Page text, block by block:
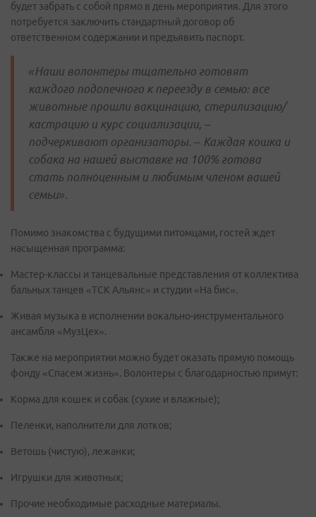
будет забрать с собой прямо в день мероприятия. Для этого
потребуется заключить стандартный договор об
ответственном содержании и предъявить паспорт.
«Наши волонтеры тщательно готовят
каждого подопечного к переезду в семью: все
животные прошли вакцинацию, стерилизацию/
кастрацию и курс социализации, –
подчеркивают организаторы. – Каждая кошка и
собака на нашей выставке на 100% готова
стать полноценным и любимым членом вашей
семьи».
Помимо знакомства с будущими питомцами, гостей ждет
насыщенная программа:
Мастер-классы и танцевальные представления от коллектива
бальных танцев «ТСК Альянс» и студии «На бис».
Живая музыка в исполнении вокально-инструментального
ансамбля «МузЦех».
Также на мероприятии можно будет оказать прямую помощь
фонду «Спасем жизнь». Волонтеры с благодарностью примут:
Корма для кошек и собак (сухие и влажные);
Пеленки, наполнители для лотков;
Ветошь (чистую), лежанки;
Игрушки для животных;
Прочие необходимые расходные материалы.